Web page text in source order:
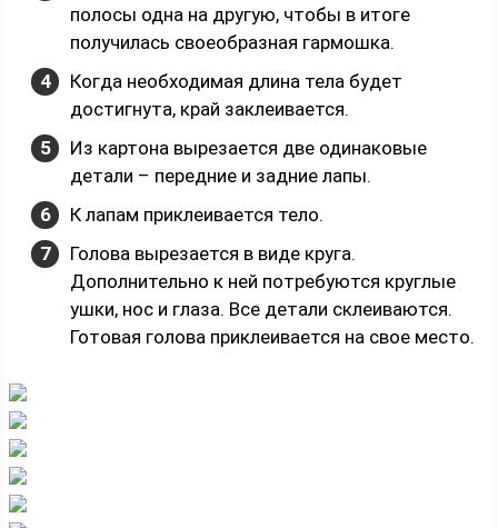
полосы одна на другую, чтобы в итоге
получилась своеобразная гармошка.
Когда необходимая длина тела будет
достигнута, край заклеивается.
Из картона вырезается две одинаковые
детали – передние и задние лапы.
К лапам приклеивается тело.
Голова вырезается в виде круга.
Дополнительно к ней потребуются круглые
ушки, нос и глаза. Все детали склеиваются.
Готовая голова приклеивается на свое место.